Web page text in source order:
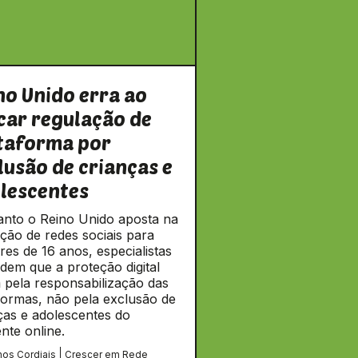
Unido erra ao
regulação de
por
de crianças e
o Reino Unido aposta na
de redes sociais para
de 16 anos, especialistas
que a proteção digital
pela responsabilização das
não pela exclusão de
e adolescentes do
online.
Cordiais Crescer em Rede